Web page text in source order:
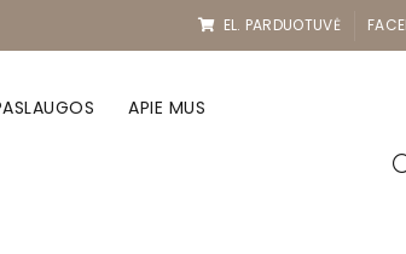
EL. PARDUOTUVĖ
APIE MUS